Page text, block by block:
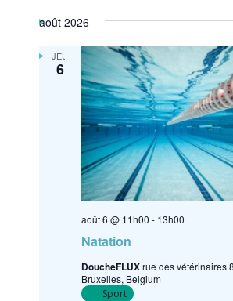
é
e
août 2026
JEU
6
Natation
août 6 @ 11h00 - 13h00
DoucheFLUXrue des vétérinaires
Bruxelles, Belgium
Sport